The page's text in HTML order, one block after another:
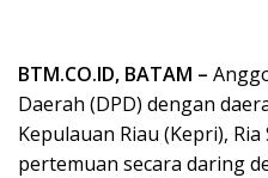
BTM.CO.ID, BATAM –
Daerah (DPD) dengan
Kepulauan Riau (Kepri),
pertemuan secara daring